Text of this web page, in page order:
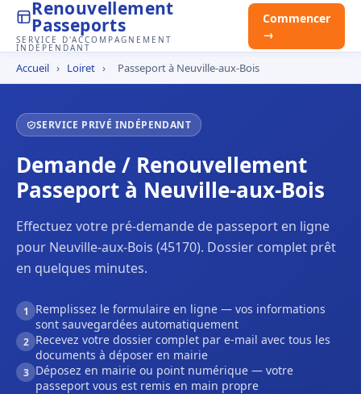
Renouvellement
Passeports
SERVICE D'ACCOMPAGNEMENT
INDÉPENDANT
Commencer
→
Accueil › Loiret › Passeport à Neuville-aux-Bois
SERVICE PRIVÉ INDÉPENDANT
Demande / Renouvellement
Passeport à Neuville-aux-Bois
Effectuez votre pré-demande de passeport en ligne
pour Neuville-aux-Bois (45170). Dossier complet prêt
en quelques minutes.
1
Remplissez le formulaire en ligne — vos informations
sont sauvegardées automatiquement
2 Recevez votre dossier complet par e-mail avec tous les
documents à déposer en mairie
3 Déposez en mairie ou point numérique — votre
passeport vous est remis en main propre